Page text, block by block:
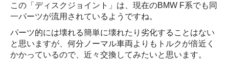
この「ディスクジョイント」は、現在のBMW F系でも同
一パーツが流用されているようですね。
パーツ的には壊れる簡単に壊れたり劣化することはない
と思いますが、何分ノーマル車両よりもトルクが倍近く
かかっているので、近々交換してみたいと思います。